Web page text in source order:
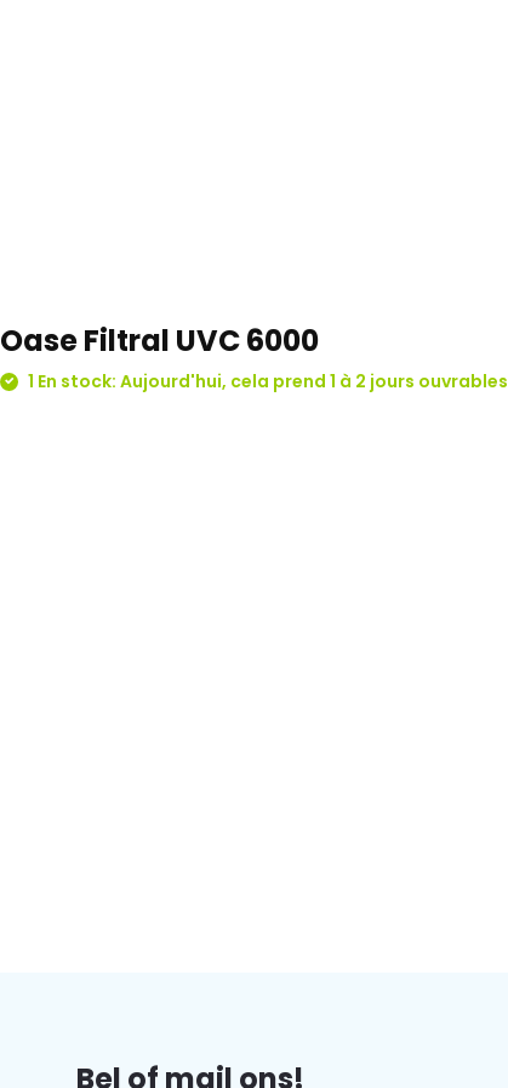
Oase Filtral UVC 6000
1 En stock: Aujourd'hui, cela prend 1 à 2 jours ouvrables
Bel of mail ons!